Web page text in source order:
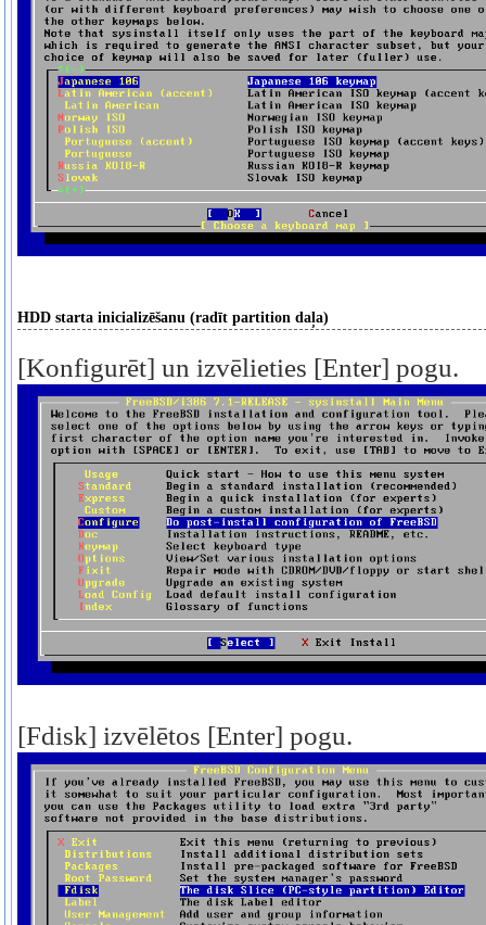
HDD starta inicializēšanu (radīt partition daļa)
[Konfigurēt] un izvēlieties [Enter] pogu.
[Fdisk] izvēlētos [Enter] pogu.